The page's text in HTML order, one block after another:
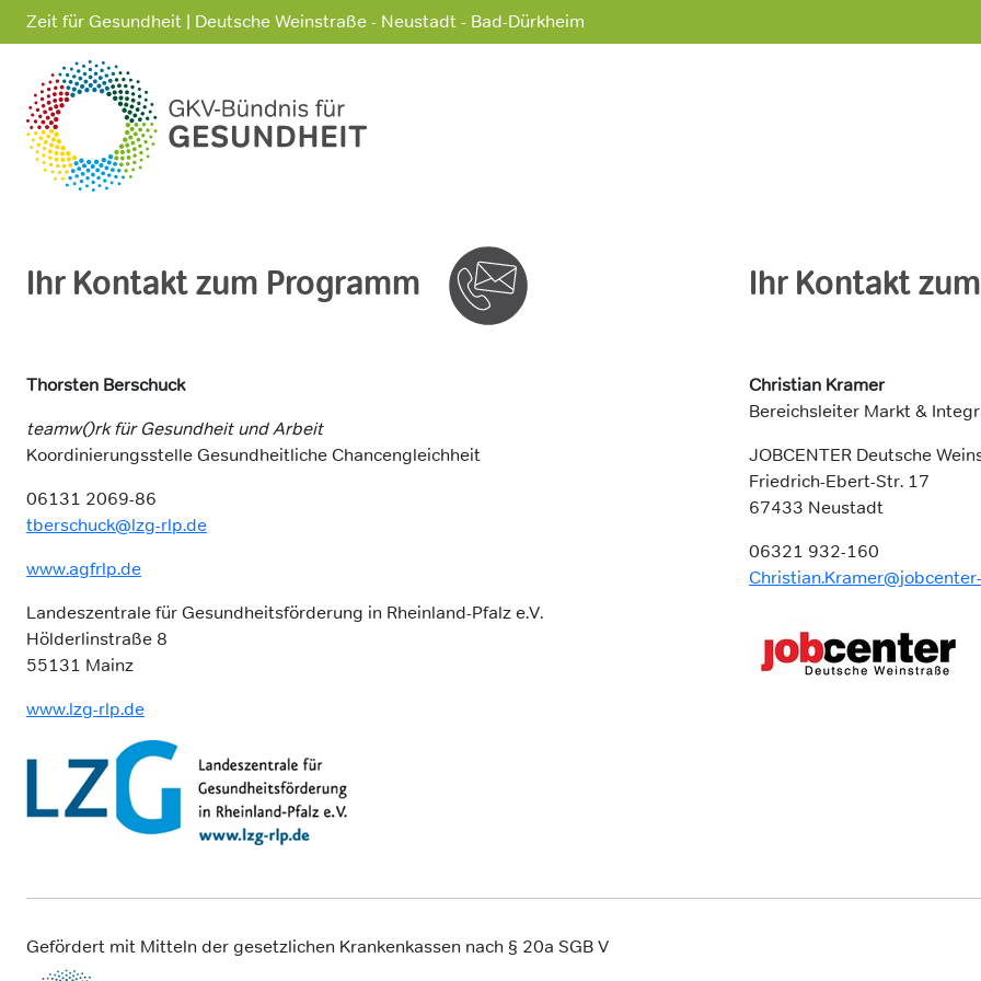
Zeit für Gesundheit | Deutsche Weinstraße - Neustadt - Bad-Dürkheim
Ihr Kontakt zum Programm
Thorsten Berschuck
teamw()rk für Gesundheit und Arbeit
Koordinierungsstelle Gesundheitliche Chancengleichheit
06131 2069-86
tberschuck@lzg-rlp.de
www.agfrlp.de
Landeszentrale für Gesundheitsförderung in Rheinland-Pfalz e.V.
Hölderlinstraße 8
55131 Mainz
www.lzg-rlp.de
Ihr Kontakt
Christian Kramer
Bereichsleiter Markt &
JOBCENTER Deutsche
Friedrich-Ebert-Str. 17
67433 Neustadt
06321 932-160
Gefördert mit Mitteln der gesetzlichen Krankenkassen nach § 20a SGB V